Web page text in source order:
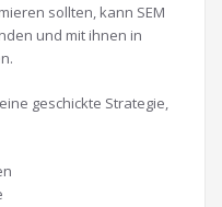
sollten, kann SEM
und mit ihnen in
geschickte Strategie,